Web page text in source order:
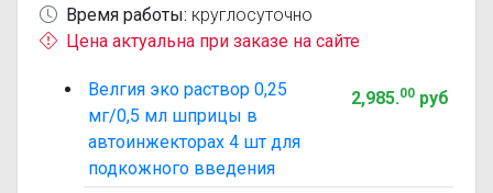
Время работы: круглосуточно
Цена актуальна при заказе на сайте
Велгия эко раствор 0,25
мг/0,5 мл шприцы в
автоинжекторах 4 шт для
подкожного введения
2,985.00руб